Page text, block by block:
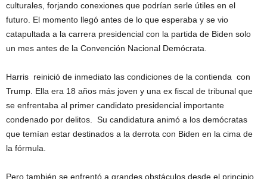
culturales, forjando conexiones que podrían serle útiles en el
futuro. El momento llegó antes de lo que esperaba y se vio
catapultada a la carrera presidencial con la partida de Biden solo
un mes antes de la Convención Nacional Demócrata.
Harris reinició de inmediato las condiciones de la contienda con
Trump. Ella era 18 años más joven y una ex fiscal de tribunal que
se enfrentaba al primer candidato presidencial importante
condenado por delitos. Su candidatura animó a los demócratas
que temían estar destinados a la derrota con Biden en la cima de
la fórmula.
Pero también se enfrentó a grandes obstáculos desde el principio.